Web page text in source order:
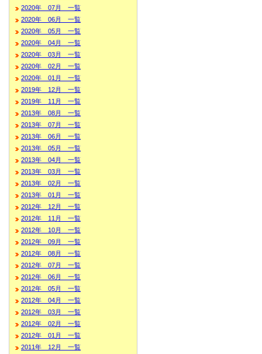
2020年 07月 一覧
2020年 06月 一覧
2020年 05月 一覧
2020年 04月 一覧
2020年 03月 一覧
2020年 02月 一覧
2020年 01月 一覧
2019年 12月 一覧
2019年 11月 一覧
2013年 08月 一覧
2013年 07月 一覧
2013年 06月 一覧
2013年 05月 一覧
2013年 04月 一覧
2013年 03月 一覧
2013年 02月 一覧
2013年 01月 一覧
2012年 12月 一覧
2012年 11月 一覧
2012年 10月 一覧
2012年 09月 一覧
2012年 08月 一覧
2012年 07月 一覧
2012年 06月 一覧
2012年 05月 一覧
2012年 04月 一覧
2012年 03月 一覧
2012年 02月 一覧
2012年 01月 一覧
2011年 12月 一覧